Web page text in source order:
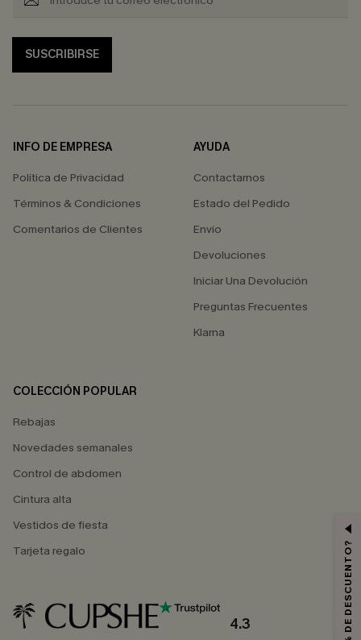
SUSCRIBIRSE
INFO DE EMPRESA
Política de Privacidad
Términos & Condiciones
Comentarios de Clientes
AYUDA
Contactarnos
Estado del Pedido
Envío
Devoluciones
Iniciar Una Devolución
Preguntas Frecuentes
Klarna
COLECCIÓN POPULAR
Rebajas
Novedades semanales
Control de abdomen
Cintura alta
Vestidos de fiesta
Tarjeta regalo
4.3